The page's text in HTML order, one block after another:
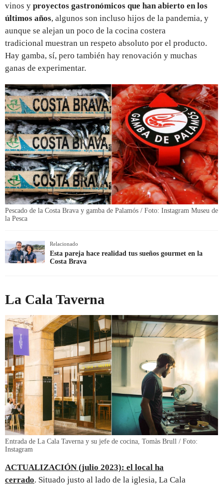
vinos y proyectos gastronómicos que han abierto en los
últimos años, algunos son incluso hijos de la pandemia, y
aunque se alejan un poco de la cocina costera
tradicional muestran un respeto absoluto por el producto.
Hay gamba, sí, pero también hay renovación y muchas
ganas de experimentar.
Pescado de la Costa Brava y gamba de Palamós / Foto: Instagram Museu de
la Pesca
Relacionado
Esta pareja hace realidad tus sueños gourmet en la
Costa Brava
La Cala Taverna
Entrada de La Cala Taverna y su jefe de cocina, Tomàs Brull / Foto:
Instagram
ACTUALIZACIÓN (julio 2023): el local ha
cerrado. Situado justo al lado de la iglesia, La Cala